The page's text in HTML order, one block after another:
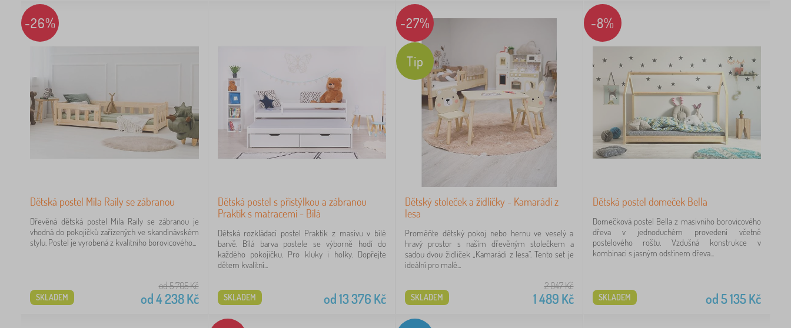
-26%
Dětská postel Mila Raily se zábranou
Dřevěná dětská postel Mila Raily se zábranou je
vhodná do pokojíčků zařízených ve skandinávském
stylu. Postel je vyrobená z kvalitního borovicového...
od 5 705Kč
od4 238Kč
SKLADEM
Dětská postel s přistýlkou a zábranou
Praktik s matracemi - Bílá
Dětská rozkládací postel Praktik z masivu v bílé
barvě. Bílá barva postele se výborně hodí do
každého pokojíčku. Pro kluky i holky. Dopřejte
dětem kvalitní...
od13 376 Kč
SKLADEM
-27%
Tip
Dětský stoleček a židličky - Kamarádi z
lesa
Proměňte dětský pokoj nebo hernu ve veselý a
hravý prostor s naším dřevěným stolečkem a
sadou dvou židliček „Kamarádi z lesa“. Tento set je
ideální pro malé...
2 047Kč
1 489 Kč
SKLADEM
-8%
Dětská postel domeček Bella
Domečková postel Bella z masivního borovicového
dřeva v jednoduchém provedení včetně
postelového roštu. Vzdušná konstrukce v
kombinaci s jasným odstínem dřeva...
od5 135Kč
SKLADEM